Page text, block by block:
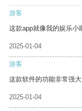
游客
这款app就像我的娱乐小
2025-01-04
游客
这款软件的功能非常强
2025-01-04